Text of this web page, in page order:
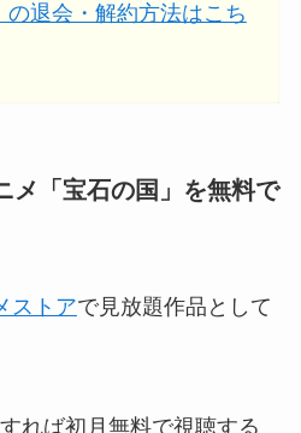
の退会・解約方法はこち
メ「宝石の国」を無料で
ストアで見放題作品として
れば初月無料で視聴する